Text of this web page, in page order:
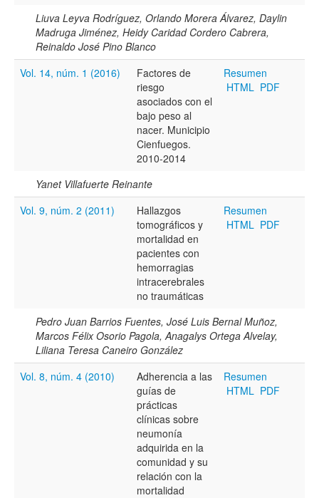
Liuva Leyva Rodríguez, Orlando Morera Álvarez, Daylin
Madruga Jiménez, Heidy Caridad Cordero Cabrera,
Reinaldo José Pino Blanco
Vol. 14, núm. 1 (2016)
Factores de
riesgo
asociados con el
bajo peso al
nacer. Municipio
Cienfuegos.
2010-2014
Resumen
HTML PDF
Yanet Villafuerte Reinante
Vol. 9, núm. 2 (2011)
Hallazgos
tomográficos y
mortalidad en
pacientes con
hemorragias
intracerebrales
no traumáticas
Resumen
HTML PDF
Pedro Juan Barrios Fuentes, José Luis Bernal Muñoz,
Marcos Félix Osorio Pagola, Anagalys Ortega Alvelay,
Liliana Teresa Caneiro González
Vol. 8, núm. 4 (2010)
Adherencia a las
guías de
prácticas
clínicas sobre
neumonía
adquirida en la
comunidad y su
relación con la
mortalidad
Resumen
HTML PDF